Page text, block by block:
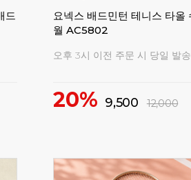
드
요넥스 배드민턴 테니스 타올
월 AC5802
오후 3시 이전 주문 시 당일 발송
20% 9,500 12,000